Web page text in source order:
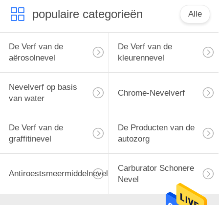
populaire categorieën Alle
De Verf van de
aërosolnevel
De Verf van de
kleurennevel
Nevelverf op basis
van water
Chrome-Nevelverf
De Verf van de
graffitinevel
De Producten van de
autozorg
Antiroestsmeermiddelnevel
Carburator Schonere
Nevel